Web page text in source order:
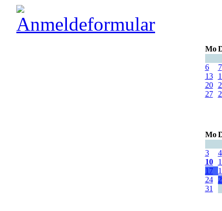
Mo
6
7
13
20
27
Mo
3
4
10
17
24
31